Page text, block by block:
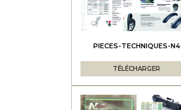
PIECES-TECHNIQUES-N4
TÉLÉCHARGER